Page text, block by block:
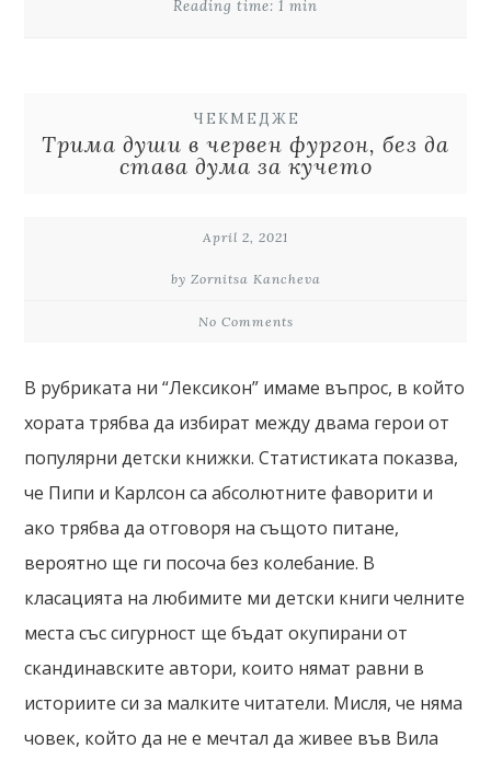
Reading time: 1 min
ЧЕКМЕДЖЕ
Трима души в червен фургон, без да
става дума за кучето
April 2, 2021
by Zornitsa Kancheva
No Comments
В рубриката ни “Лексикон” имаме въпрос, в който
хората трябва да избират между двама герои от
популярни детски книжки. Статистиката показва,
че Пипи и Карлсон са абсолютните фаворити и
ако трябва да отговоря на същото питане,
вероятно ще ги посоча без колебание. В
класацията на любимите ми детски книги челните
места със сигурност ще бъдат окупирани от
скандинавските автори, които нямат равни в
историите си за малките читатели. Мисля, че няма
човек, който да не е мечтал да живее във Вила